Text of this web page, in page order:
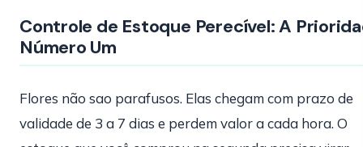
Controle de Estoque Perecível: A
Número Um
Flores não sao parafusos. Elas chegam com prazo de
validade de 3 a 7 dias e perdem valor a cada hora. O